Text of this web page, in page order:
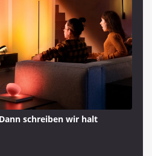
schreiben wir halt